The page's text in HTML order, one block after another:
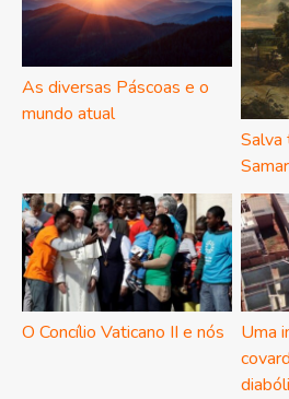
As diversas Páscoas e o
mundo atual
Salva
O Concílio Vaticano II e nós
Uma